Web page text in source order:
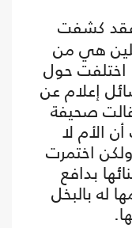
كشفت
هي من
اختلفت حول
إعلام عن
صحيفة
الأم لا
اختمرت
بدافع
له بالبخل